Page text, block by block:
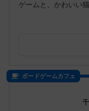
ゲームと、かわいい
ボードゲームカフェ